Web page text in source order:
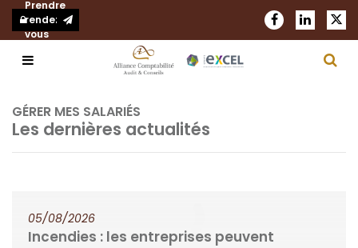
Prendre
rendez-
vous
Notre cabinet
Présentation
Nous rejoindre
Nos expertises
Audit et commissariat aux comptes
GÉRER MES SALARIÉS
Les dernières actualités
Incendies : les entreprises peuvent
05/08/2026